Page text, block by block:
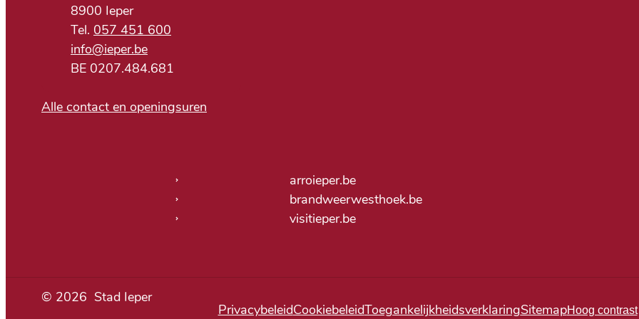
,8900 Ieper
057 451 600
E-mailinfo@ieper.be
BTW nr.BE 0207.484.681
Alle contact en openingsuren
arroieper.be
brandweerwesthoek.be
visitieper.be
© 2026 Stad Ieper
PrivacybeleidCookiebeleidToegankelijkheidsverklaringSitemapHoog contrast